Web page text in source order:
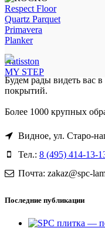
Respect Floor
Quartz Parquet
Primavera
Planker
Natisston
MY STEP
Будем рады видеть вас
покрытий.
Более 1000 крупных
Видное, ул. Старо-
Тел.: 8 (495) 414-13-
Почта: zakaz@spc-
Последние публикации